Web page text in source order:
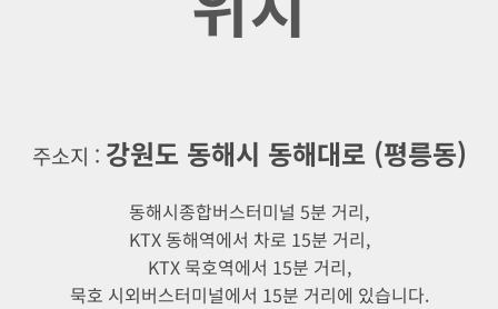
주소지 : 강원도 동해시 동해대로 (평릉동)
동해시종합버스터미널 5분 거리,
KTX 동해역에서 차로 15분 거리,
KTX 묵호역에서 15분 거리,
묵호 시외버스터미널에서 15분 거리에 있습니다.